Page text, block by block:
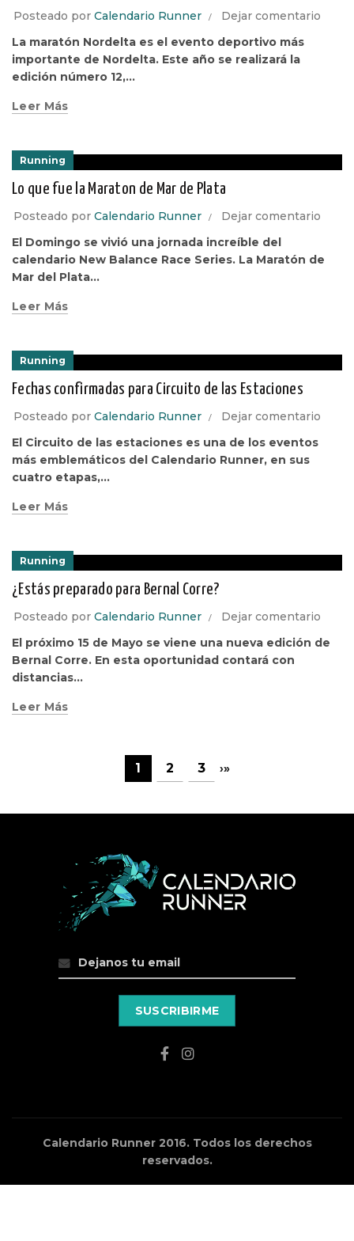
Posteado por Calendario Runner
Dejar comentario
La maratón Nordelta es el evento deportivo más
importante de Nordelta. Este año se realizará la
edición número 12,...
Leer Más
Running
Lo que fue la Maraton de Mar de Plata
Posteado por Calendario Runner
Dejar comentario
El Domingo se vivió una jornada increíble del
calendario New Balance Race Series. La Maratón de
Mar del Plata...
Leer Más
Running
Fechas confirmadas para Circuito de las Estaciones
Posteado por Calendario Runner
Dejar comentario
El Circuito de las estaciones es una de los eventos
más emblemáticos del Calendario Runner, en sus
cuatro etapas,...
Leer Más
Running
¿Estás preparado para Bernal Corre?
Posteado por Calendario Runner
Dejar comentario
El próximo 15 de Mayo se viene una nueva edición de
Bernal Corre. En esta oportunidad contará con
distancias...
Leer Más
1 2 3 ›»
Calendario Runner 2016. Todos los derechos
reservados.